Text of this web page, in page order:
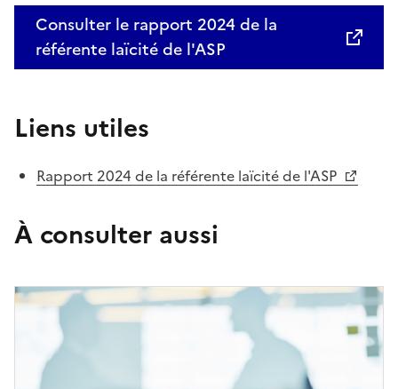
Consulter le rapport 2024 de la
référente laïcité de l'ASP
Liens utiles
Rapport 2024 de la référente laïcité de l'ASP
À consulter aussi